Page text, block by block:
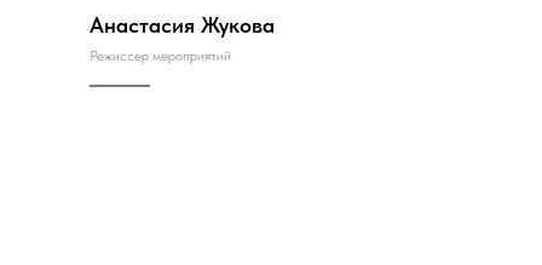
Анастасия Жукова
Режиссер мероприятий